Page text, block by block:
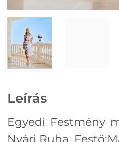
Leírás
Egyedi Festmény
Nyári Ruha. Festő: